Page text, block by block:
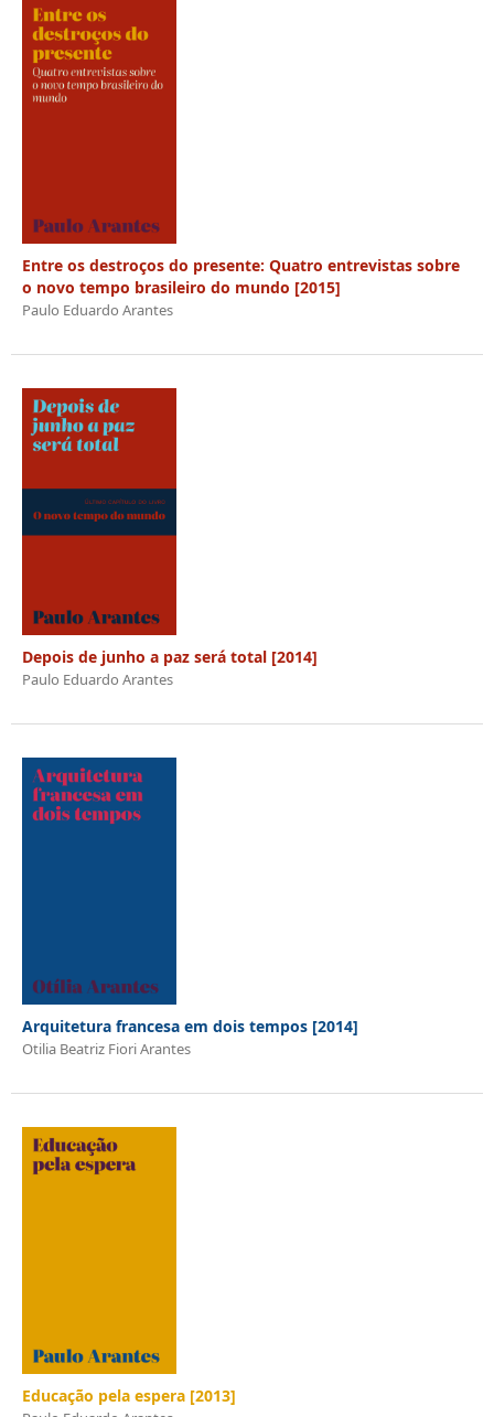
Entre os destroços do presente: Quatro entrevistas sobre
o novo tempo brasileiro do mundo [2015]
Paulo Eduardo Arantes
Depois de junho a paz será total [2014]
Paulo Eduardo Arantes
Arquitetura francesa em dois tempos [2014]
Otilia Beatriz Fiori Arantes
Educação pela espera [2013]